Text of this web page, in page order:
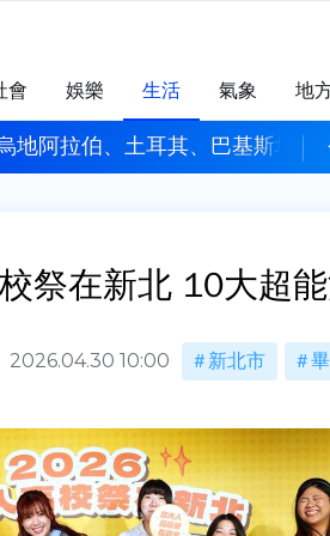
會 娛樂 生活 氣象 地
地阿拉伯、土耳其、巴基斯坦簽
祭在新北 10大超
2026.04.30 10:00 新北市